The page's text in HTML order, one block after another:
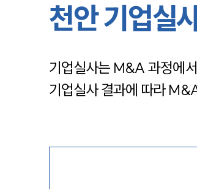
천안 기업실
기업실사는 M&A 과정에
기업실사 결과에 따라